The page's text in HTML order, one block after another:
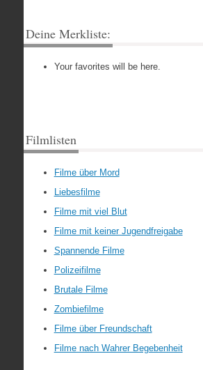
Deine Merkliste:
Your favorites will be here.
Filmlisten
Filme über Mord
Liebesfilme
Filme mit viel Blut
Filme mit keiner Jugendfreigabe
Spannende Filme
Polizeifilme
Brutale Filme
Zombiefilme
Filme über Freundschaft
Filme nach Wahrer Begebenheit